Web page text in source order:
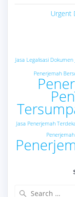
Urgent
Jasa Legalisasi Dokumen
Penerjemah
Jasa Penerjemah